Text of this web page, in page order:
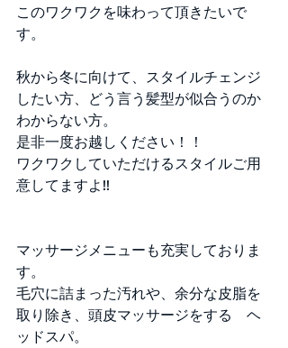
このワクワクを味わって頂きたいで
す。
秋から冬に向けて、スタイルチェンジ
したい方、どう言う髪型が似合うのか
わからない方。
是非一度お越しください！！
ワクワクしていただけるスタイルご用
意してますよ!!
マッサージメニューも充実しておりま
す。
毛穴に詰まった汚れや、余分な皮脂を
取り除き、頭皮マッサージをする　ヘ
ッドスパ。